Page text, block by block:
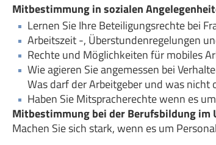
Mitbestimmung in sozialen
Lernen Sie Ihre Beteiligungsrechte bei
Arbeitszeit -, Überstundenregelungen
Rechte und Möglichkeiten für mobiles
Wie agieren Sie angemessen bei
Was darf der Arbeitgeber und was
Haben Sie Mitspracherechte wenn es
Mitbestimmung bei der Berufsbildung im
Machen Sie sich stark, wenn es um